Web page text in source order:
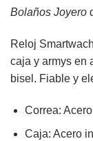
Bolaños Joyero
Reloj
caja y armys en
bisel. Fiable y
Correa:
Caja: Acero